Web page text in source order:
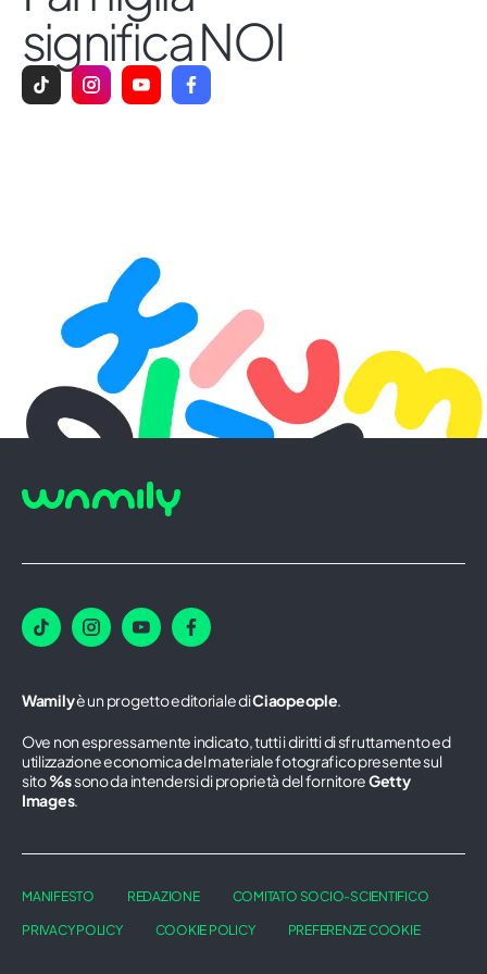
significa NOI
Wamilyè un progetto editoriale diCiaopeople.
Ove non espressamente indicato, tutti i diritti di sfruttamento ed
utilizzazione economica del materiale fotografico presente sul
sito%ssono da intendersi di proprietà del fornitoreGetty
Images.
MANIFESTO REDAZIONE COMITATO SOCIO-SCIENTIFICO
PRIVACY POLICY COOKIE POLICY PREFERENZE COOKIE